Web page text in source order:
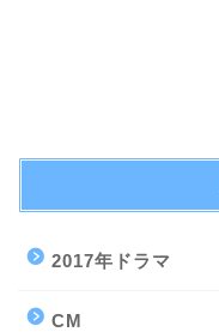
2017年ドラマ
CM